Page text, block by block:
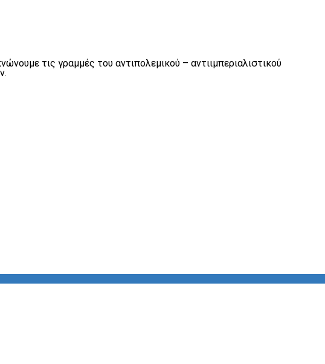
τις γραμμές του αντιπολεμικού – αντιιμπεριαλιστικού